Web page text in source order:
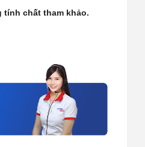
tính chất tham khảo.